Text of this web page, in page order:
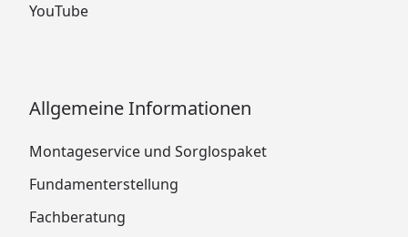
YouTube
Allgemeine Informationen
Montageservice und Sorglospaket
Fundamenterstellung
Fachberatung